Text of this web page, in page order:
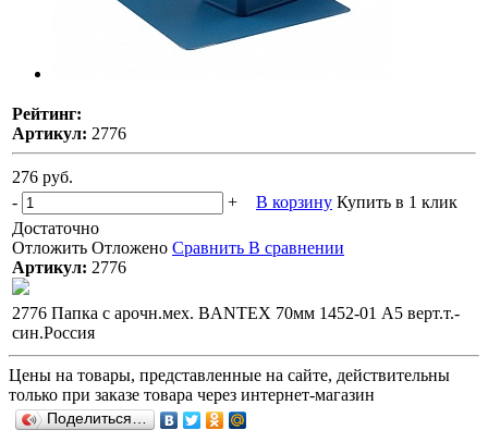
Рейтинг:
Артикул: 2776
276 руб.
-
+ В корзину Купить в 1 клик
Достаточно
Отложить Отложено Сравнить В сравнении
Артикул: 2776
2776 Папка с арочн.мех. BANTEX 70мм 1452-01 А5 верт.т.-
син.Россия
Цены на товары, представленные на сайте, действительны
только при заказе товара через интернет-магазин
Поделиться…